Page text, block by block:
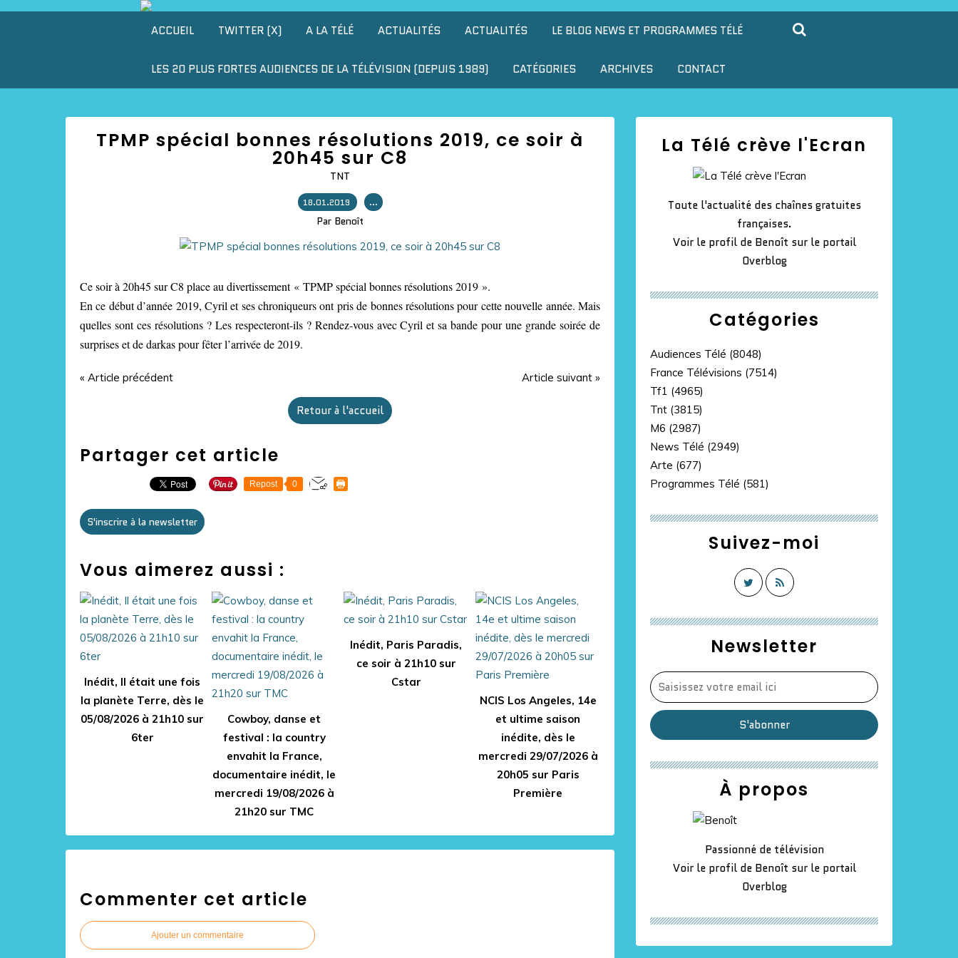
ACCUEIL TWITTER (X) A LA TÉLÉ ACTUALITÉS ACTUALITÉS LE BLOG NEWS ET PROGRAMMES TÉLÉ
LES 20 PLUS FORTES AUDIENCES DE LA TÉLÉVISION (DEPUIS 1989) CATÉGORIES ARCHIVES CONTACT
TPMP spécial bonnes résolutions 2019, ce soir à
20h45 sur C8
TNT
18.01.2019 …
Par Benoît
Ce soir à 20h45 sur C8 place au divertissement « TPMP spécial bonnes résolutions 2019 ».
En ce début d’année 2019, Cyril et ses chroniqueurs ont pris de bonnes résolutions pour cette nouvelle année. Mais
quelles sont ces résolutions ? Les respecteront-ils ? Rendez-vous avec Cyril et sa bande pour une grande soirée de
surprises et de darkas pour fêter l’arrivée de 2019.
« Article précédent Article suivant »
Retour à l'accueil
Partager cet article
Repost 0
S'inscrire à la newsletter
Vous aimerez aussi :
Inédit, Il était une fois
la planète Terre, dès le
05/08/2026 à 21h10 sur
6ter
Cowboy, danse et
festival : la country
envahit la France,
documentaire inédit, le
mercredi 19/08/2026 à
21h20 sur TMC
Inédit, Paris Paradis,
ce soir à 21h10 sur
Cstar
NCIS Los Angeles, 14e
et ultime saison
inédite, dès le
mercredi 29/07/2026 à
20h05 sur Paris
Première
Commenter cet article
Ajouter un commentaire
Newsletter
Catégories
Audiences Télé (8048)
France Télévisions (7514)
Tf1 (4965)
Tnt (3815)
M6 (2987)
News Télé (2949)
Arte (677)
Programmes Télé (581)
La Télé crève l'Ecran
Toute l'actualité des chaînes gratuites
françaises.
Voir le profil de Benoît sur le portail
Overblog
Suivez-moi
À propos
Passionné de télévision
Voir le profil de Benoît sur le portail
Overblog